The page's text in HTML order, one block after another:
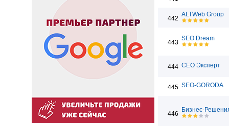
442
ALTWeb Group
443
SEO Dream
444 СЕО Эксперт
445 SEO-GORODA
446
Бизнес-